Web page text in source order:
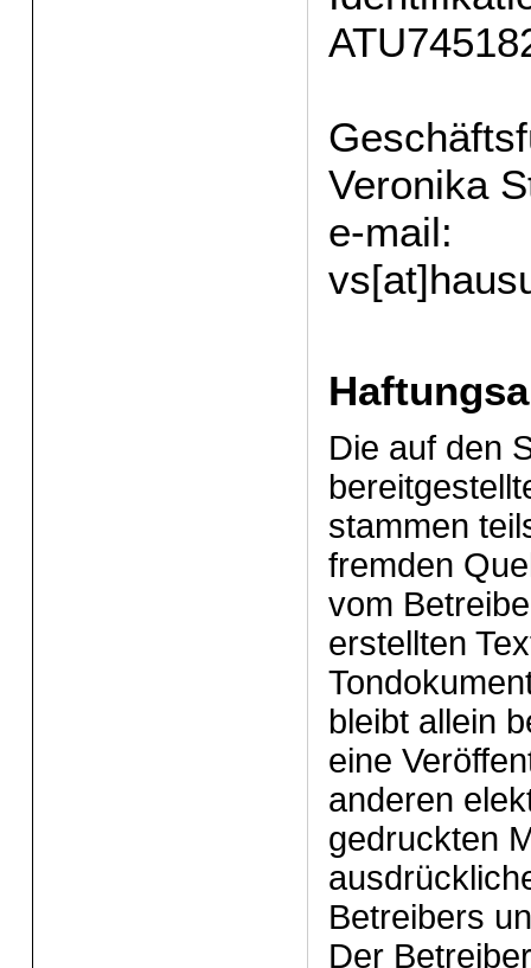
Veronika
e-mail:
Die auf den
stammen
fremden
vom
erstellten
bleibt allein
eine
anderen
gedruckten
Betreibers
Der